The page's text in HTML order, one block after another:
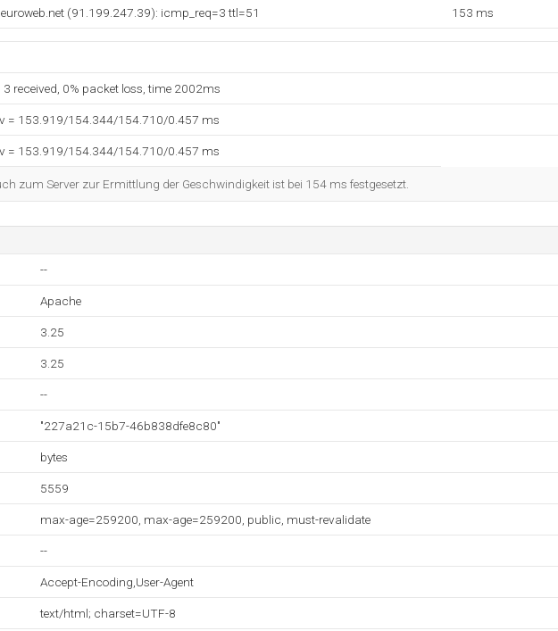
(91.199.247.39): icmp_req=3 ttl=51 153 ms
received, 0% packet loss, time 2002ms
= 153.919/154.344/154.710/0.457 ms
= 153.919/154.344/154.710/0.457 ms
zum Server zur Ermittlung der Geschwindigkeit ist bei 154 ms festgesetzt.
--
Apache
3.25
3.25
--
"227a21c-15b7-46b838dfe8c80"
bytes
5559
max-age=259200, max-age=259200, public, must-revalidate
--
Accept-Encoding,User-Agent
text/html; charset=UTF-8